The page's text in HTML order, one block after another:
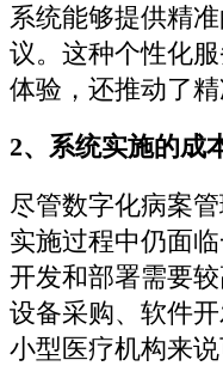
系统能够提供精
议。这种个性化
体验，还推动了精
2、系统实施的成
尽管数字化病案
实施过程中仍面
开发和部署需要
设备采购、软件
小型医疗机构来